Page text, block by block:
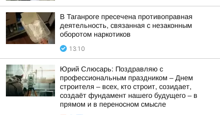
В Таганроге пресечена противоправная
деятельность, связанная с незаконным
оборотом наркотиков
13:10
Юрий Слюсарь: Поздравляю с
профессиональным праздником – Днем
строителя – всех, кто строит, созидает,
создаёт фундамент нашего будущего – в
прямом и в переносном смысле